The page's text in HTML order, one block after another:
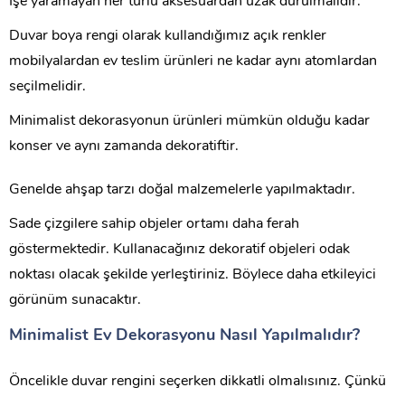
Duvar boya rengi olarak kullandığımız açık renkler
mobilyalardan ev teslim ürünleri ne kadar aynı atomlardan
seçilmelidir.
Minimalist dekorasyonun ürünleri mümkün olduğu kadar
konser ve aynı zamanda dekoratiftir.
Genelde ahşap tarzı doğal malzemelerle yapılmaktadır.
Sade çizgilere sahip objeler ortamı daha ferah
göstermektedir. Kullanacağınız dekoratif objeleri odak
noktası olacak şekilde yerleştiriniz. Böylece daha etkileyici
görünüm sunacaktır.
Minimalist Ev Dekorasyonu Nasıl Yapılmalıdır?
Öncelikle duvar rengini seçerken dikkatli olmalısınız. Çünkü